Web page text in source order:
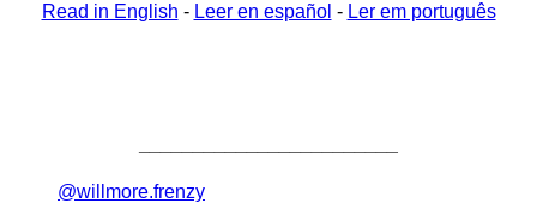
Read in English - Leer en español - Ler em português
@willmore.frenzy